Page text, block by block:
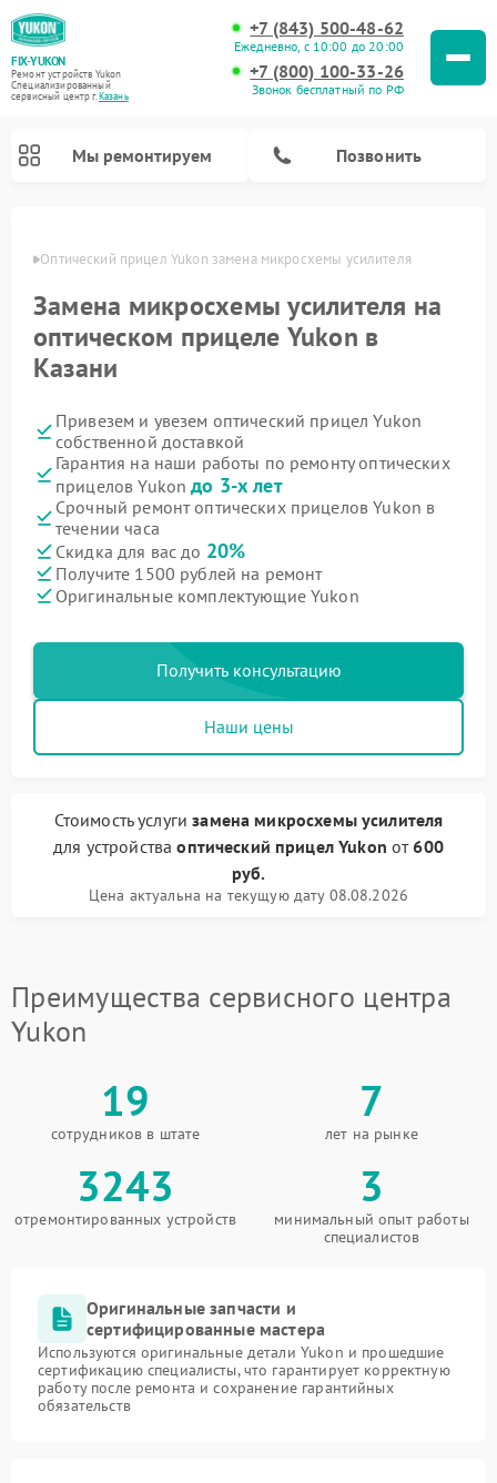
FIX-YUKON
Ремонт устройств Yukon
Специализированный
cервисный центр г.Казань
+7 (843) 500-48-62
Ежедневно, с 10:00 до 20:00
+7 (800) 100-33-26
Звонок бесплатный по РФ
Мы ремонтируем Позвонить
Оптический прицел Yukon замена микросхемы усилителя
Замена микросхемы усилителя на
оптическом прицеле Yukon в
Казани
Привезем и увезем оптический прицел Yukon
собственной доставкой
Гарантия на наши работы по ремонту оптических
прицелов Yukonдо 3-х лет
Срочный ремонт оптических прицелов Yukon в
течении часа
Скидка для вас до 20%
Получите 1500 рублей на ремонт
Оригинальные комплектующие Yukon
Получить консультацию
Наши цены
Стоимость услугизамена микросхемы усилителя
для устройстваоптический прицел Yukon от600
руб.
Цена актуальна на текущую дату 08.08.2026
Преимущества сервисного центра
Yukon
19
сотрудников в штате
7
лет на рынке
3243
отремонтированных устройств
3
минимальный опыт работы
специалистов
Оригинальные запчасти и
сертифицированные мастера
Используются оригинальные детали Yukon и прошедшие
сертификацию специалисты, что гарантирует корректную
работу после ремонта и сохранение гарантийных
обязательств